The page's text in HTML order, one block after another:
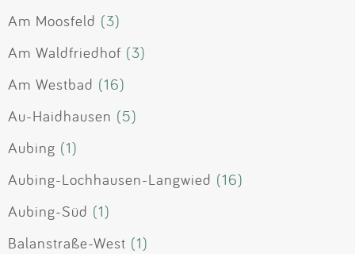
Am Moosfeld (3)
Am Waldfriedhof (3)
Am Westbad (16)
Au-Haidhausen (5)
Aubing (1)
Aubing-Lochhausen-Langwied (16)
Aubing-Süd (1)
Balanstraße-West (1)